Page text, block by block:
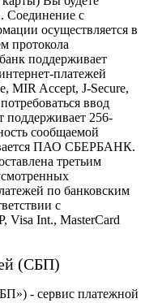
Соединение с
осуществляется в
протокола
поддерживает
платежей
MIR Accept, J-Secure,
ввод
поддерживает 256-
сообщаемой
ПАО СБЕРБАНК.
третьим
по банковским
с
Visa Int., MasterCard
(СБП)
- сервис платежной